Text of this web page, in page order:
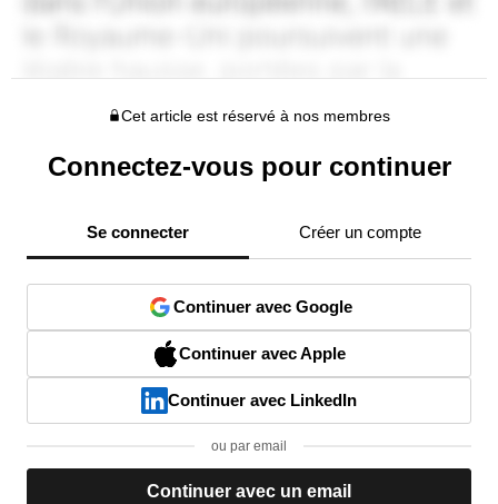
Cet article est réservé à nos membres
Connectez-vous pour continuer
Se connecter Créer un compte
Continuer avec Google
Continuer avec Apple
Continuer avec LinkedIn
ou par email
Continuer avec un email